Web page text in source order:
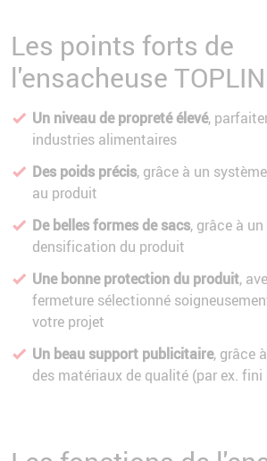
Les points forts de
l'ensacheuse
Un niveau de propreté élevé,
industries alimentaires
Des poids précis, grâce à un
au produit
De belles formes de sacs, grâce à
densification du produit
Une bonne protection du produit,
fermeture sélectionné
votre projet
Un beau support publicitaire, grâce
des matériaux de qualité (par ex.